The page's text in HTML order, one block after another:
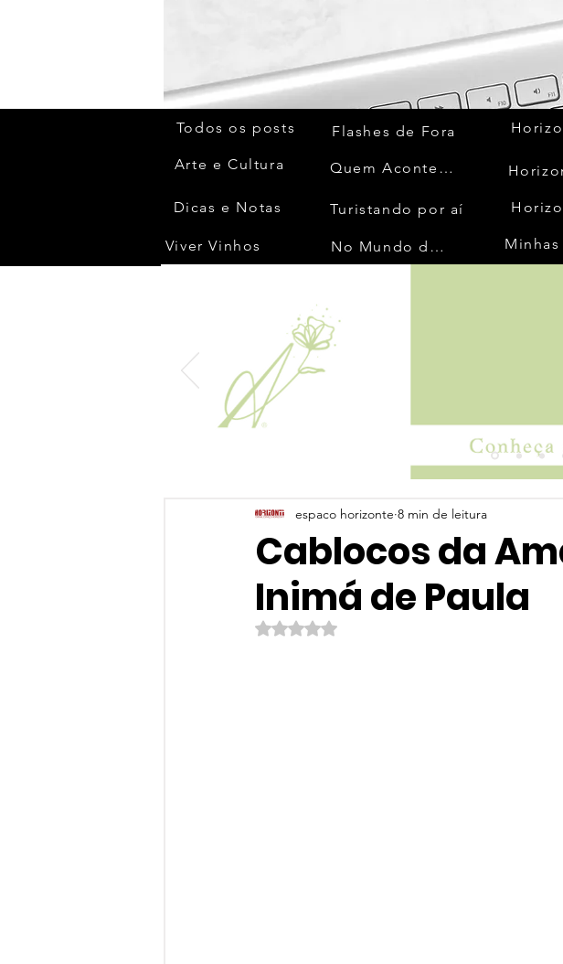
Todos os posts
Arte e Cultura
Dicas e Notas
Viver Vinhos
Flashes de Fora
Quem Acontece
Turistando por aí
No Mundo da Moda
Cablocos da
Inimá de Paula
espaco horizonte 8 min de leitura
Avaliado com NaN de 5 estrelas.